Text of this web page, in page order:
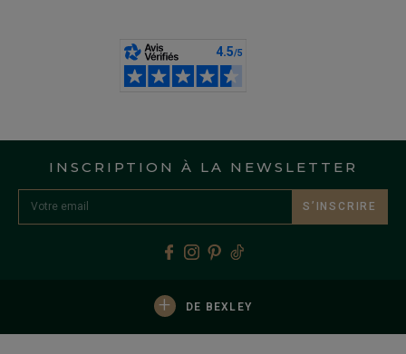
INSCRIPTION À LA NEWSLETTER
S’INSCRIRE
+ DE BEXLEY